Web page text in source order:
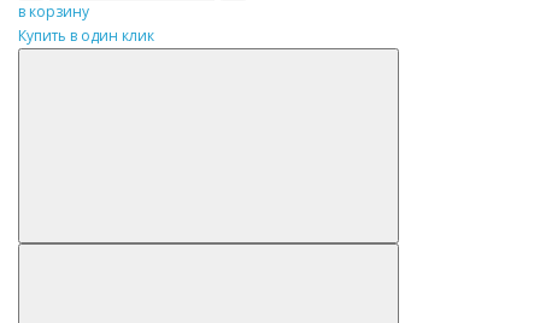
в корзину
Купить в один клик